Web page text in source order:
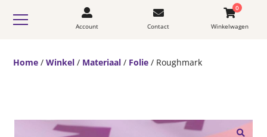
Account Contact
0
Winkelwagen
Home /Winkel / Materiaal / Folie / Roughmark